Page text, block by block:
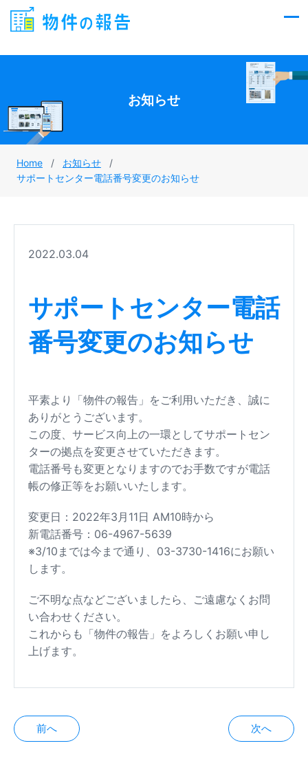
Skip
お知らせ
Home / お知らせ
/
サポートセンター電話番号変更のお知らせ
2022.03.04
サポートセンター電話
番号変更のお知らせ
平素より「物件の報告」をご利用いただき、誠に
ありがとうございます。
この度、サービス向上の一環としてサポートセン
ターの拠点を変更させていただきます。
電話番号も変更となりますのでお手数ですが電話
帳の修正等をお願いいたします。
変更日：2022年3月11日 AM10時から
新電話番号：06-4967-5639
※3/10までは今まで通り、03-3730-1416にお願い
します。
ご不明な点などございましたら、ご遠慮なくお問
い合わせください。
これからも「物件の報告」をよろしくお願い申し
上げます。
投
稿
前へ 次へ